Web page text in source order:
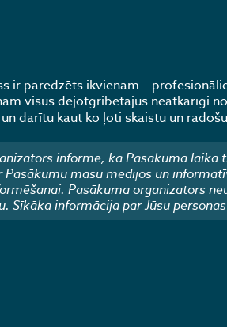
ir paredzēts ikvienam –
visus dejotgribētājus neatkarīgi
darītu kaut ko ļoti skaistu un
informē, ka Pasākuma
Pasākumu masu medijos un
Pasākuma organizators
Sīkāka informācija par Jūsu